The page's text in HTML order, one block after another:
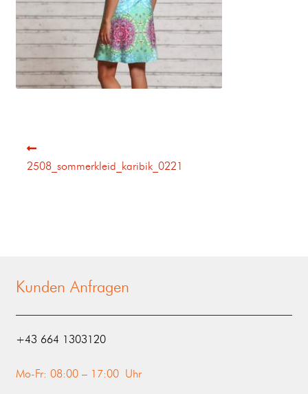
2508_sommerkleid_karibik_0221
Kunden Anfragen
‭+43 664 1303120‬
Mo-Fr: 08:00 – 17:00 Uhr